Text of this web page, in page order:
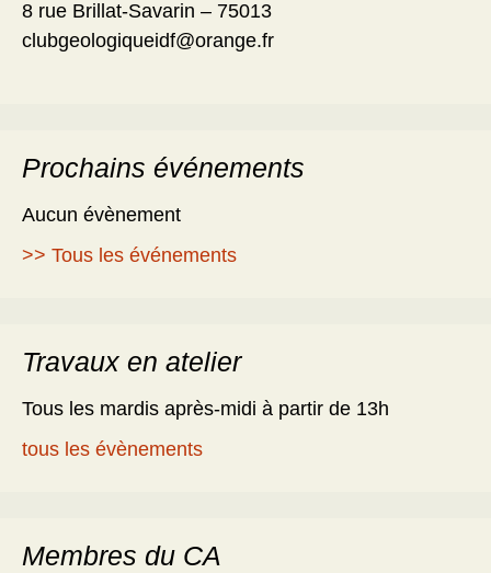
8 rue Brillat-Savarin – 75013
clubgeologiqueidf@orange.fr
Prochains événements
Aucun évènement
>> Tous les événements
Travaux en atelier
Tous les mardis après-midi à partir de 13h
tous les évènements
Membres du CA